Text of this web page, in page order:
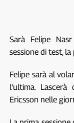
Sarà Felipe
sessione di test,
Felipe sarà al
l’ultima.
Ericsson nelle